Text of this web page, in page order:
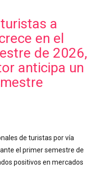
a
en el
de 2026,
anticipa un
de turistas por vía
el primer semestre de
positivos en mercados